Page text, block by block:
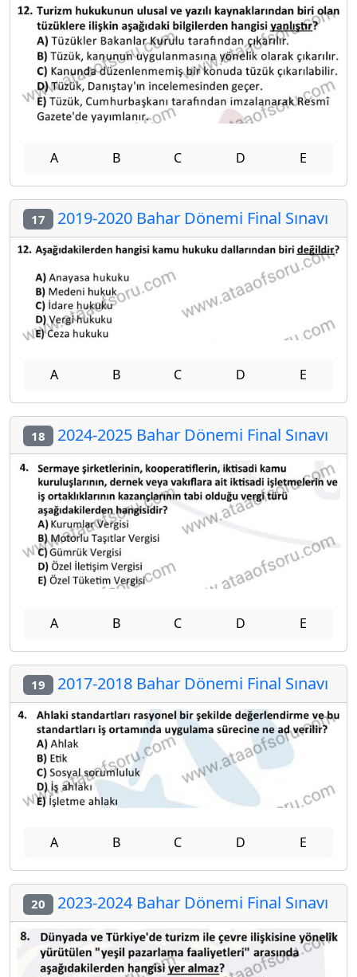
A B C D E
17 2019-2020 Bahar Dönemi Final Sınavı
A B C D E
18 2024-2025 Bahar Dönemi Final Sınavı
A B C D E
19 2017-2018 Bahar Dönemi Final Sınavı
A B C D E
20 2023-2024 Bahar Dönemi Final Sınavı